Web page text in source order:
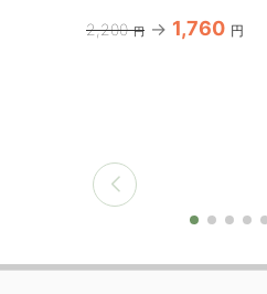
2,200 円 1,760 円